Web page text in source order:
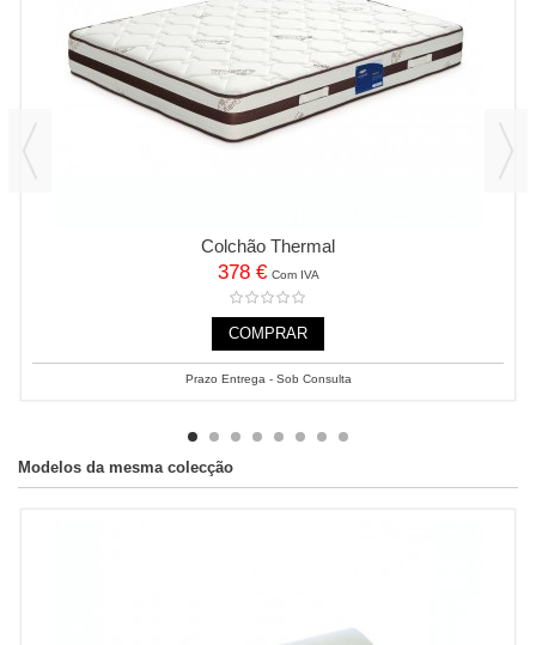
Colchão Thermal
378 € Com IVA
COMPRAR
Prazo Entrega - Sob Consulta
Modelos da mesma colecção